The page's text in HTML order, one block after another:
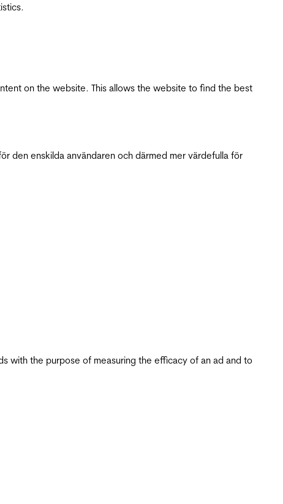
on the website. This allows the website to find the best
den enskilda användaren och därmed mer värdefulla för
with the purpose of measuring the efficacy of an ad and to